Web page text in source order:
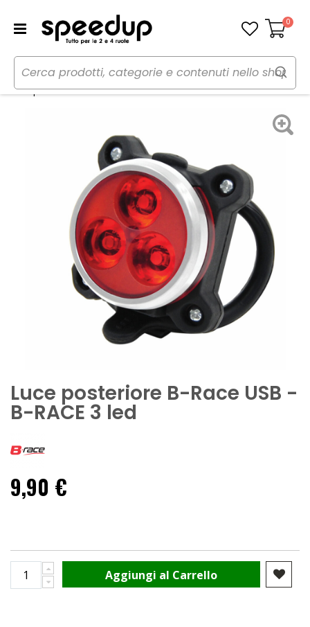
Carrello
0
Home Bici Accessori bici
Luci e catarifrangenti
Luce posteriore B-Race USB - B-RACE
Luce posteriore B-Race USB -
B-RACE 3 led
9,90 €
Aggiungi al Carrello